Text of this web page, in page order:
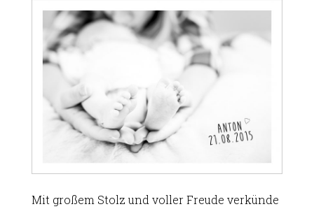
Mit großem Stolz und voller Freude verkünde